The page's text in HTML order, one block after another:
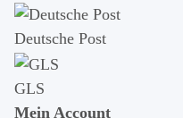
Deutsche Post
GLS
Mein Account